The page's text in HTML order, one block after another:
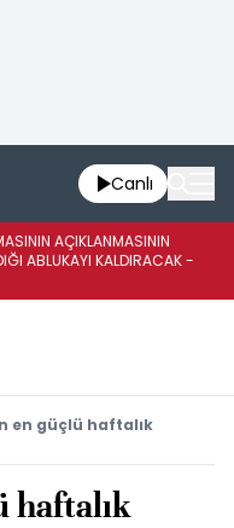
Canlı
AÇIKLANMASININ
ABLUKAYI KALDIRACAK -
en güçlü haftalık
haftalık